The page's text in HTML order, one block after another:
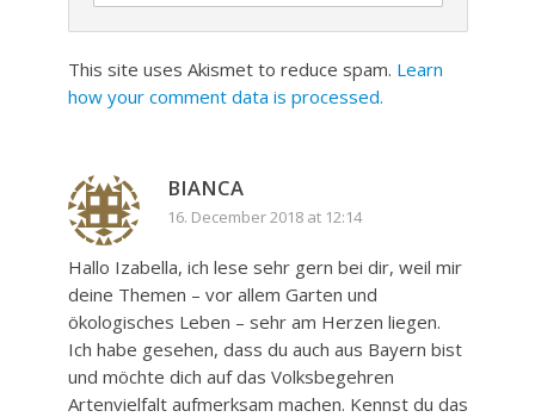
This site uses Akismet to reduce spam. Learn
how your comment data is processed.
BIANCA
16. December 2018 at 12:14
Hallo Izabella, ich lese sehr gern bei dir, weil mir
deine Themen – vor allem Garten und
ökologisches Leben – sehr am Herzen liegen.
Ich habe gesehen, dass du auch aus Bayern bist
und möchte dich auf das Volksbegehren
Artenvielfalt aufmerksam machen. Kennst du das